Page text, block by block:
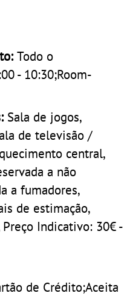
Todo o
- 10:30;Room-
Sala de jogos,
de televisão /
central,
a não
a fumadores,
de estimação,
Indicativo: 30€ -
de Crédito;Aceita